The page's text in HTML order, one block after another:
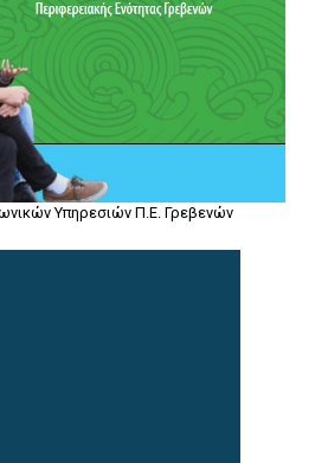
Υπηρεσιών Π.Ε. Γρεβενών